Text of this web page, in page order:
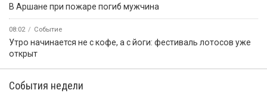
В Аршане при пожаре погиб мужчина
08:02 Событие
Утро начинается не с кофе, а с йоги: фестиваль лотосов уже
открыт
События недели